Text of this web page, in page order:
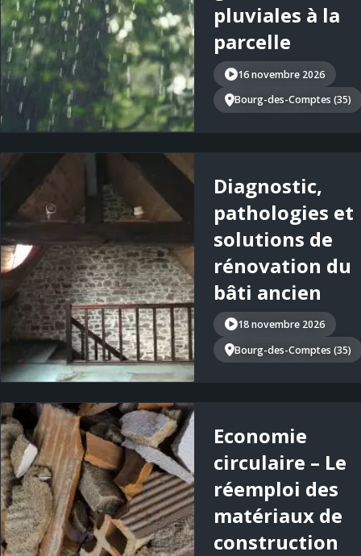
pluviales à la
parcelle
16 novembre 2026
Bourg-des-Comptes (35)
Diagnostic,
pathologies et
solutions de
rénovation du
bâti ancien
18 novembre 2026
Bourg-des-Comptes (35)
Economie
circulaire – Le
réemploi des
matériaux de
construction